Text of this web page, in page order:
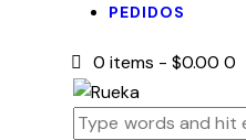
PEDIDOS
0 items - $0.00 0